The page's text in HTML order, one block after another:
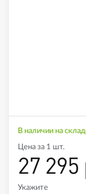
В наличии на
Цена за 1 шт.
27 295
Укажите